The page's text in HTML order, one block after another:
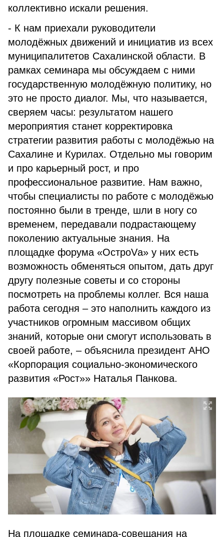
коллективно искали решения.
- К нам приехали руководители
молодёжных движений и инициатив из всех
муниципалитетов Сахалинской области. В
рамках семинара мы обсуждаем с ними
государственную молодёжную политику, но
это не просто диалог. Мы, что называется,
сверяем часы: результатом нашего
мероприятия станет корректировка
стратегии развития работы с молодёжью на
Сахалине и Курилах. Отдельно мы говорим
и про карьерный рост, и про
профессиональное развитие. Нам важно,
чтобы специалисты по работе с молодёжью
постоянно были в тренде, шли в ногу со
временем, передавали подрастающему
поколению актуальные знания. На
площадке форума «ОстроVа» у них есть
возможность обменяться опытом, дать друг
другу полезные советы и со стороны
посмотреть на проблемы коллег. Вся наша
работа сегодня – это наполнить каждого из
участников огромным массивом общих
знаний, которые они смогут использовать в
своей работе, – объяснила президент АНО
«Корпорация социально-экономического
развития «Рост»» Наталья Панкова.
На площадке семинара-совещания на